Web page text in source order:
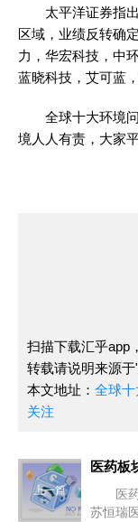
太平洋证券指出
区域，业绩反转确
力，华宏科技，中
蓝晓科技，艾可蓝
全球十大环境问
境人人有责，大家
扫描下载汇乎app
转载请说明来源
本文地址： 全球
关注
上一篇
医药
苏恒瑞